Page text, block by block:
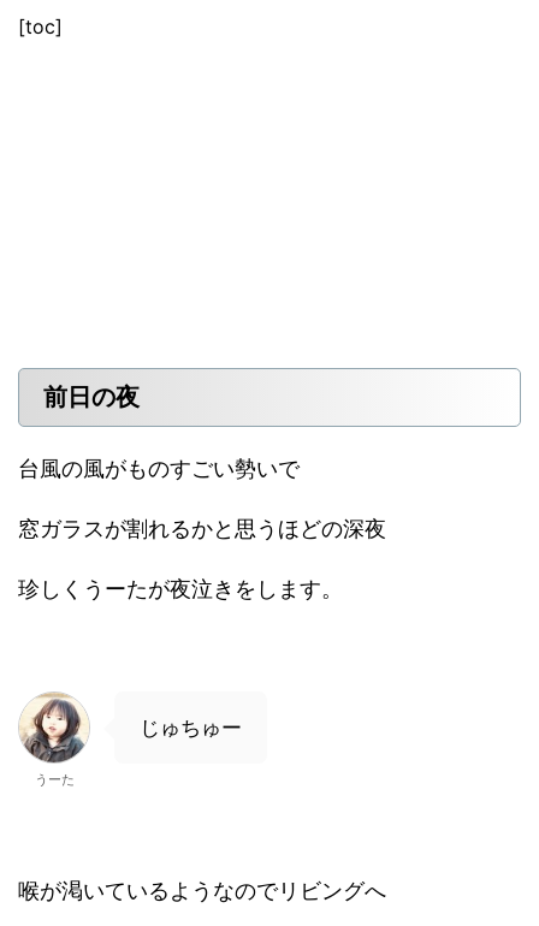
[toc]
前日の夜
台風の風がものすごい勢いで
窓ガラスが割れるかと思うほどの深夜
珍しくうーたが夜泣きをします。
うーた
じゅちゅー
喉が渇いているようなのでリビングへ